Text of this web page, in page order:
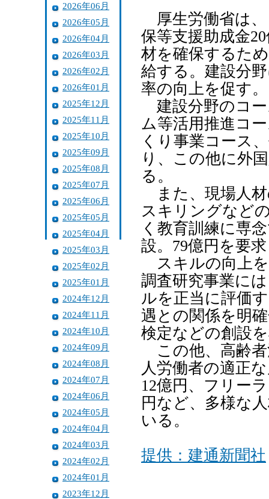
2026年06月
2026年05月
2026年04月
2026年03月
2026年02月
2026年01月
2025年12月
2025年11月
2025年10月
2025年09月
2025年08月
2025年07月
2025年06月
2025年05月
2025年04月
2025年03月
2025年02月
2025年01月
2024年12月
2024年11月
2024年10月
2024年09月
2024年08月
2024年07月
2024年06月
2024年05月
2024年04月
2024年03月
2024年02月
2024年01月
2023年12月
厚生労働省は、
保等支援助成金
材を確保するた
給する。建設分
率の向上を促す。
建設分野のコ
ム等活用推進コ
くり事業コース
り、この他に外
る。
また、現場人材
スキリングなど
く教育訓練に専
設。79億円を要
スキルの向上
調査研究事業に
ルを正当に評価
遇との関係を明
検定などの創設
この他、高齢者
人労働者の適正
12億円、フリー
円など、多様な
いる。
提供：建通新聞社